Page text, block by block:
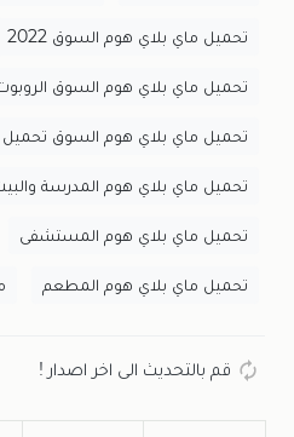
تحميل ماي بلاي هوم السوق 2022
تحميل ماي بلاي هوم السوق
تحميل ماي بلاي هوم السوق
تحميل ماي بلاي هوم المدرسة
تحميل ماي بلاي هوم المستشفى
تحميل ماي بلاي هوم المطعم
قم بالتحديث الى اخر اصدار !